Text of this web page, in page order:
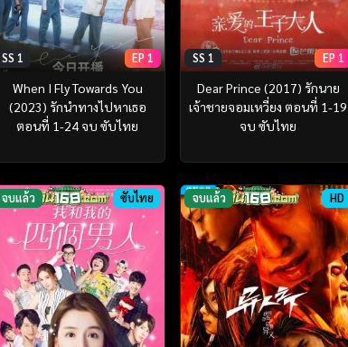
SS 1 EP 1
When I Fly Towards You
(2023) รักนำทางไปหาเธอ
ตอนที่ 1-24 จบ ซับไทย
SS 1 EP 1
Dear Prince (2017) รักนาย
เจ้าชายจอมเหวี่ยง ตอนที่ 1-19
จบ ซับไทย
จบแล้ว ซับไทย จบแล้ว HD